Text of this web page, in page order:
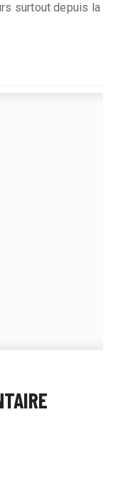
surtout depuis la